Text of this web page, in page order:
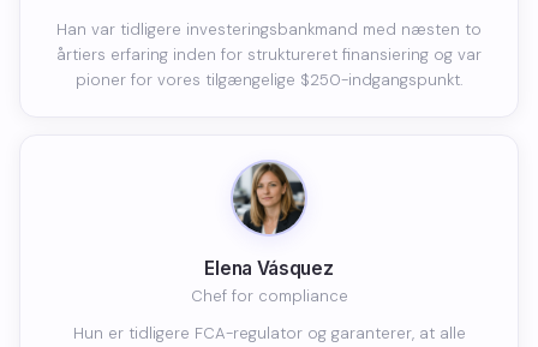
Han var tidligere investeringsbankmand med næsten to
årtiers erfaring inden for struktureret finansiering og var
pioner for vores tilgængelige $250-indgangspunkt.
Elena Vásquez
Chef for compliance
Hun er tidligere FCA-regulator og garanterer, at alle